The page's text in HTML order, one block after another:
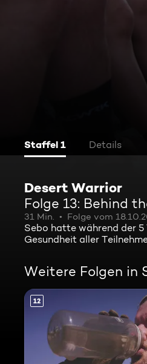
Staffel 1 Details
Desert Warrior
Folge 13: Behind
31 Min. Folge vom
Sebo hatte während der
Gesundheit aller
Weitere Folgen in
12